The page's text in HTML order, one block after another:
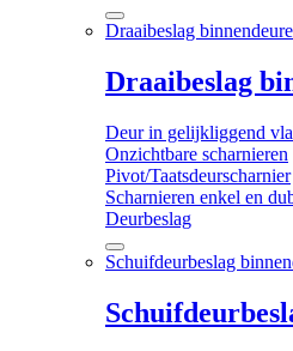
Draaibeslag
Draaibeslag
Deur in gelijkliggend
Onzichtbare scharnieren
Pivot/Taatsdeurscharnier
Scharnieren enkel en
Deurbeslag
Schuifdeurbeslag